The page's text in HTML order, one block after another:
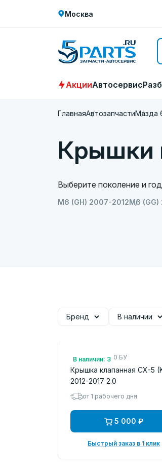
Москва
АкцииАвтосервис
ГлавнаяАвтозапчастиМазда
Крышки
Выберите поколение и
M6 (GH) 2007-2012M6
Бренд В наличии
В наличии: 3
Арт.: PE0210210 БУ
Крышка клапанная CX-5
2012-2017 2.0
от 1 рабочего дня
5 000 ₽
Быстрый заказ в 1 клик